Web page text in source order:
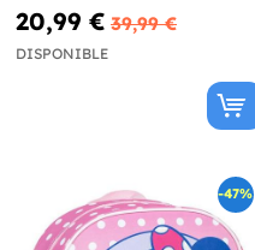
20,99 € 39,99 €
DISPONIBLE
-47%